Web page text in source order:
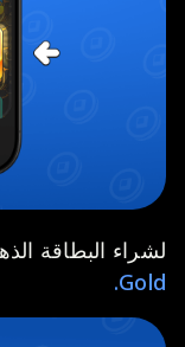
لشراء البطاقة
Gold.